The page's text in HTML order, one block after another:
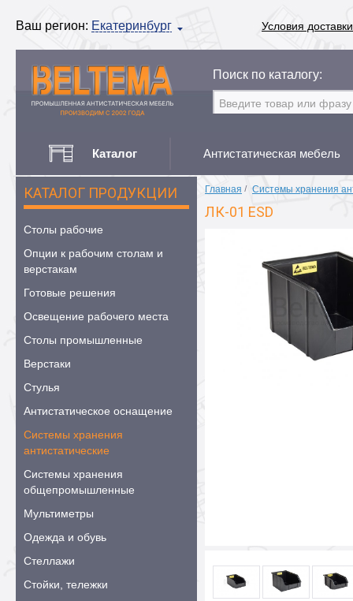
Ваш регион: Екатеринбург Условия доставки
Поиск по каталогу:
Каталог Антистатическая мебель
КАТАЛОГ ПРОДУКЦИИ
Столы рабочие
Опции к рабочим столам и
верстакам
Готовые решения
Освещение рабочего места
Столы промышленные
Верстаки
Стулья
Антистатическое оснащение
Системы хранения
антистатические
Системы хранения
общепромышленные
Мультиметры
Одежда и обувь
Стеллажи
Стойки, тележки
Главная / Системы хранения
ЛК-01 ESD